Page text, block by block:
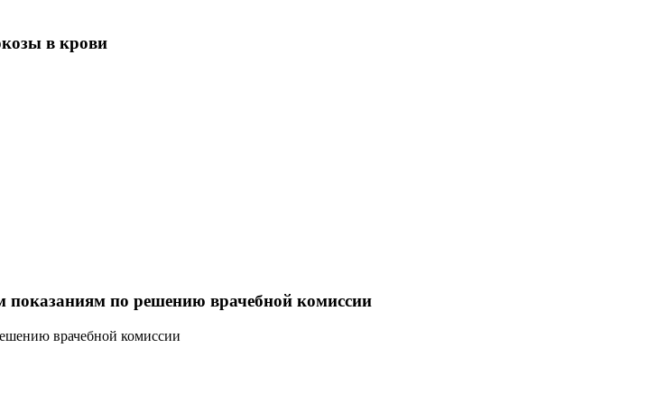
в крови
показаниям по решению врачебной комиссии
врачебной комиссии